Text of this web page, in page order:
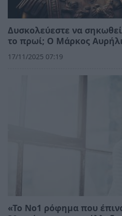
Δυσκολεύεστε να
το πρωί; Ο Μάρκος
17/11/2025 07:19
«Το Νο1 ρόφημα που